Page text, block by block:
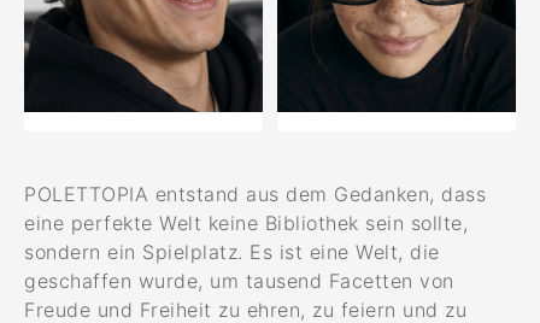
POLETTOPIA entstand aus dem Gedanken, dass
eine perfekte Welt keine Bibliothek sein sollte,
sondern ein Spielplatz. Es ist eine Welt, die
geschaffen wurde, um tausend Facetten von
Freude und Freiheit zu ehren, zu feiern und zu